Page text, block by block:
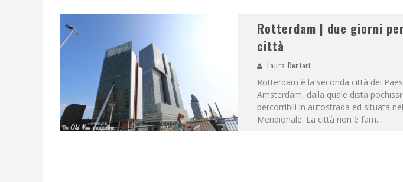
Rotterdam | due giorni
città
Laura Renieri
Rotterdam è la seconda città dei
Amsterdam, dalla quale dista
percorribili in autostrada ed situata
Meridionale. La città non è fam...